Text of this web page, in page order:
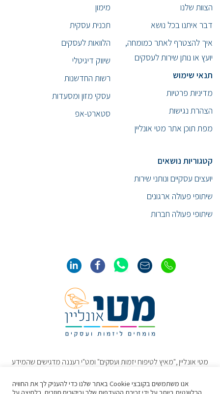
הצוות שלנו
דבר איתנו בכל נושא
איך להצטרף לאתר כמומחה,
יועץ או נותן שירות לעסקים
תנאי שימוש
מדיניות פרטיות
הצהרת נגישות
מפת תוכן אתר מטי אונליין
מימון
תכנית עסקית
הלוואות לעסקים
שיווק דיגיטלי
רשות החדשנות
עסקי מזון ומסעדות
סטארט-אפ
קטגוריות נושאים
יועצים עסקיים ונותני שירות
שיתופי פעולה ארגונים
שיתופי פעולה חברות
מטי אונליין ,"מאיץ לטיפוח יזמות ועסקים" ומט"י רעננה מדגישים שהמידע
אלו אינם מהווים חוות דעת או עצה מקצועיתˎ או תחליף להתייעצות ישירה
אנו משתמשים בקובצי Cookie באתר שלנו כדי להעניק לך את החוויה